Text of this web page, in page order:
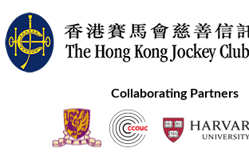
Collaborating Partners